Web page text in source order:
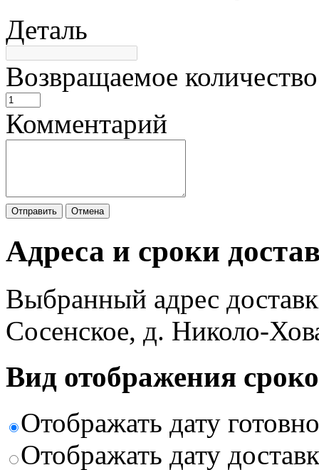
Деталь
Возвращаемое количество
Комментарий
Отправить Отмена
Адреса и сроки
Выбранный адрес
Сосенское, д. Николо-
Вид отображения
Отображать дату
Отображать дату